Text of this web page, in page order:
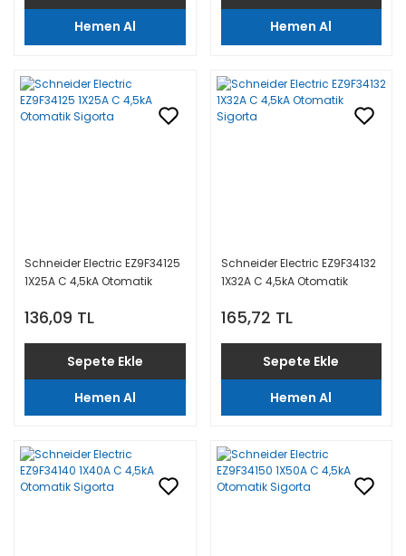
Hemen Al
Hemen Al
Schneider Electric EZ9F34125
1X25A C 4,5kA Otomatik
136,09 TL
Sepete Ekle
Hemen Al
Schneider Electric EZ9F34132
1X32A C 4,5kA Otomatik
165,72 TL
Sepete Ekle
Hemen Al